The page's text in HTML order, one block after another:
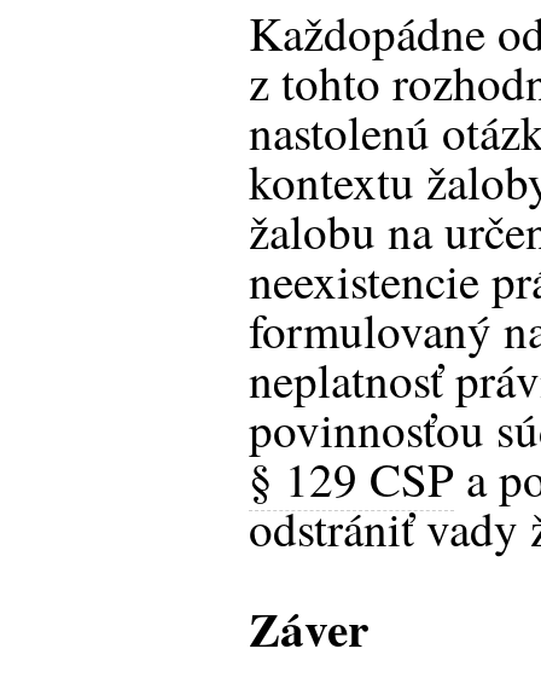
Každopádne
z tohto
nastolenú
kontextu
žalobu na
neexistencie
formulovaný
neplatnosť
povinnosťou
§ 129 CSP a
odstrániť vady
Záver